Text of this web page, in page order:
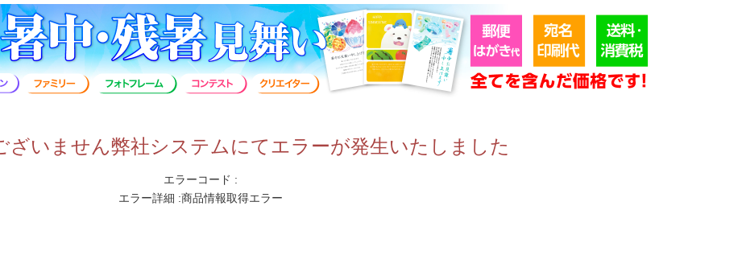
ざいません弊社システムにてエラーが発生いたしました
エラーコード :
エラー詳細 :商品情報取得エラー